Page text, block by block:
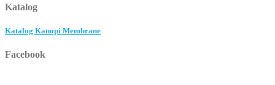
Katalog
Katalog Kanopi Membrane
Facebook